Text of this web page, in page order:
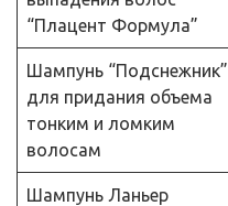
“Плацент Формула”
Шампунь “Подснежник”
для придания объема
тонким и ломким
волосам
Шампунь Ланьер